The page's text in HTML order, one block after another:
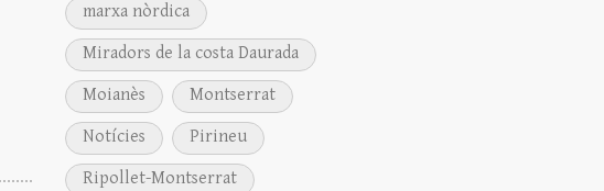
marxa nòrdica
Miradors de la costa Daurada
Moianès
Montserrat
Notícies
Pirineu
Ripollet-Montserrat